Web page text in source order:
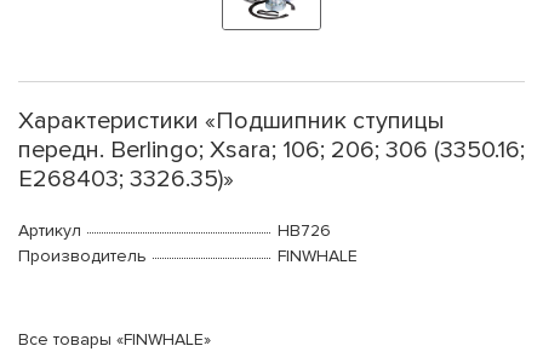
Характеристики «Подшипник ступицы
передн. Berlingo; Xsara; 106; 206; 306 (3350.16;
E268403; 3326.35)»
Артикул
HB726
Производитель
FINWHALE
Все товары «FINWHALE»